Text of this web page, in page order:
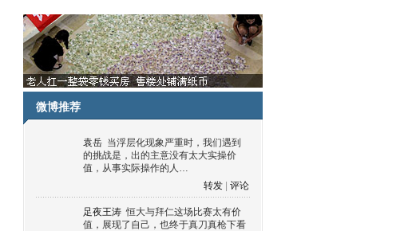
微博推荐
袁岳 当浮层化现象严重时，我们遇到
的挑战是，出的主意没有太大实操价
值，从事实际操作的人…
转发
评论
足夜王涛 恒大与拜仁这场比赛太有价
值，展现了自己，也终于真刀真枪下看